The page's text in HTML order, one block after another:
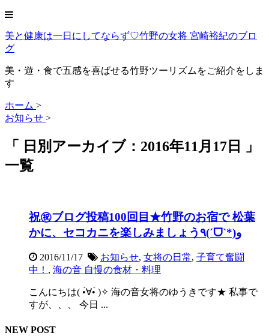
美と健康は一日にしてならず♡竹野の女将 宮崎裕紀のブロ
グ
美・遊・食で五感を喜ばせる竹野ツーリズムをご紹介をしま
す
ホーム >
お知らせ >
「 日別アーカイブ：2016年11月17日 」
一覧
祝㊗️ブログ投稿100回目★竹野のお宿で 松葉
かに、セコカニを楽しみましょう٩(ˊᗜˋ*)و
2016/11/17 お知らせ, 女将の日常, 子育て奮闘
中！ , 海の音 自慢の食材・料理
こんにちは( •̀∀•́ )✧ 海の音女将のゆうきです★ 私事で
すが、、、 今日 ...
NEW POST